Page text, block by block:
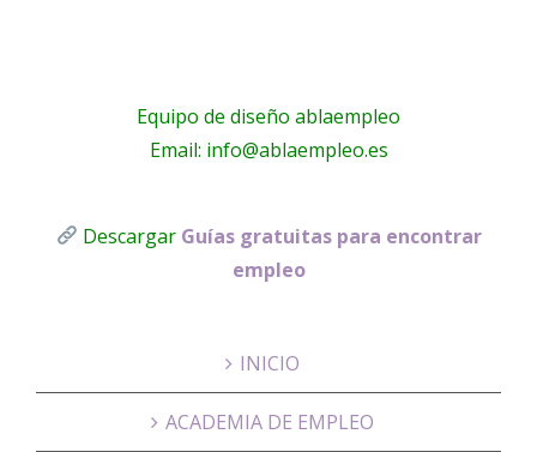
Equipo de diseño ablaempleo
Email: info@ablaempleo.es
Descargar Guías gratuitas para encontrar
empleo
INICIO
ACADEMIA DE EMPLEO